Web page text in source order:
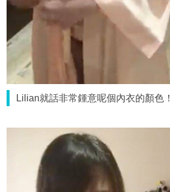
Lilian就話非常鍾意呢個內衣的顏色！